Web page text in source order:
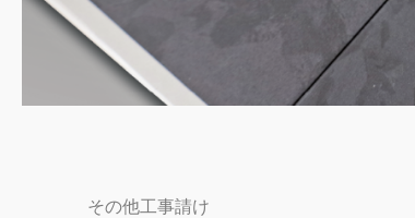
その他工事請け​